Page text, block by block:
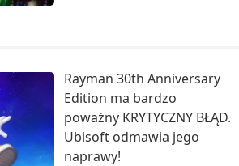
Rayman 30th Anniversary
Edition ma bardzo
poważny KRYTYCZNY BŁĄD.
Ubisoft odmawia jego
naprawy!